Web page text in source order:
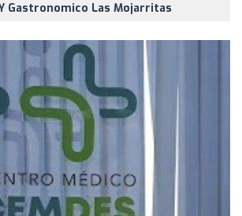
Gastronomico Las Mojarritas